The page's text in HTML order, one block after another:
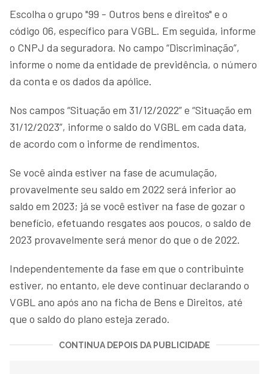
Escolha o grupo "99 - Outros bens e direitos" e o
código 06, específico para VGBL. Em seguida, informe
o CNPJ da seguradora. No campo “Discriminação”,
informe o nome da entidade de previdência, o número
da conta e os dados da apólice.
Nos campos “Situação em 31/12/2022” e “Situação em
31/12/2023”, informe o saldo do VGBL em cada data,
de acordo com o informe de rendimentos.
Se você ainda estiver na fase de acumulação,
provavelmente seu saldo em 2022 será inferior ao
saldo em 2023; já se você estiver na fase de gozar o
benefício, efetuando resgates aos poucos, o saldo de
2023 provavelmente será menor do que o de 2022.
Independentemente da fase em que o contribuinte
estiver, no entanto, ele deve continuar declarando o
VGBL ano após ano na ficha de Bens e Direitos, até
que o saldo do plano esteja zerado.
CONTINUA DEPOIS DA PUBLICIDADE